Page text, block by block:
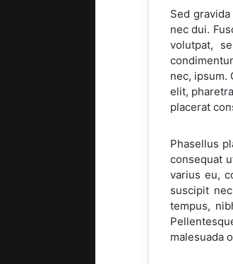
Sed
nec dui.
volutpat,
nec, ipsum.
elit,
placerat
Phasellus
consequat
varius eu,
suscipit
tempus,
malesuada